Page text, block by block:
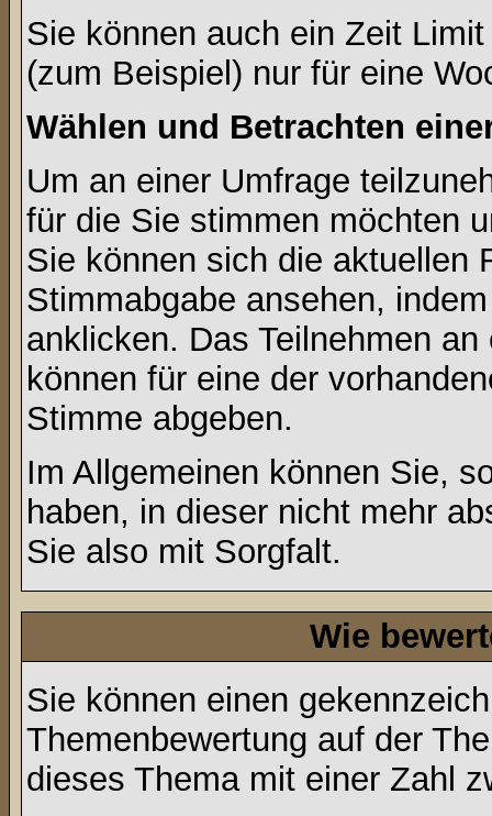
Sie können auch ein Zeit
(zum Beispiel) nur für eine
Wählen und Betrachten
Um an einer Umfrage
für die Sie stimmen möchten
Sie können sich die aktuellen
Stimmabgabe ansehen,
anklicken. Das Teilnehmen
können für eine der
Stimme abgeben.
Im Allgemeinen können Sie,
haben, in dieser nicht mehr
Sie also mit Sorgfalt.
Wie
Sie können einen
Themenbewertung auf der
dieses Thema mit einer Zahl